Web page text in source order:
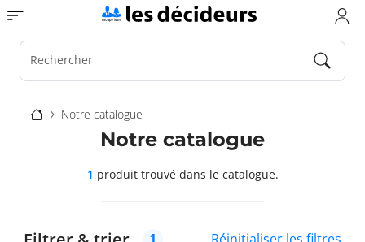
Aller
au
contenu
principal
Toggle navigation
Rechercher
Fil
d'Ariane
Notre catalogue
Notre catalogue
1 produit trouvédans le catalogue.